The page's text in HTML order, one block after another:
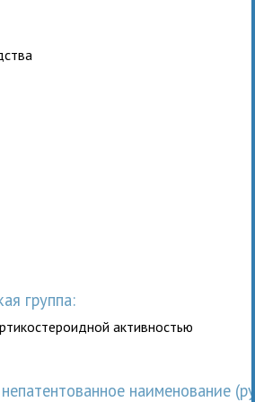
группа:
активностью
наименование